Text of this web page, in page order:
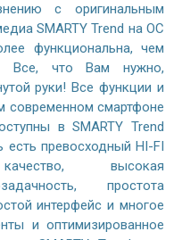
с оригинальным
SMARTY Trend на ОС
функциональна, чем
Все, что Вам нужно,
руки! Все функции и
современном смартфоне
в SMARTY Trend
превосходный HI-FI
высокая
простота
интерфейс и многое
и оптимизированное